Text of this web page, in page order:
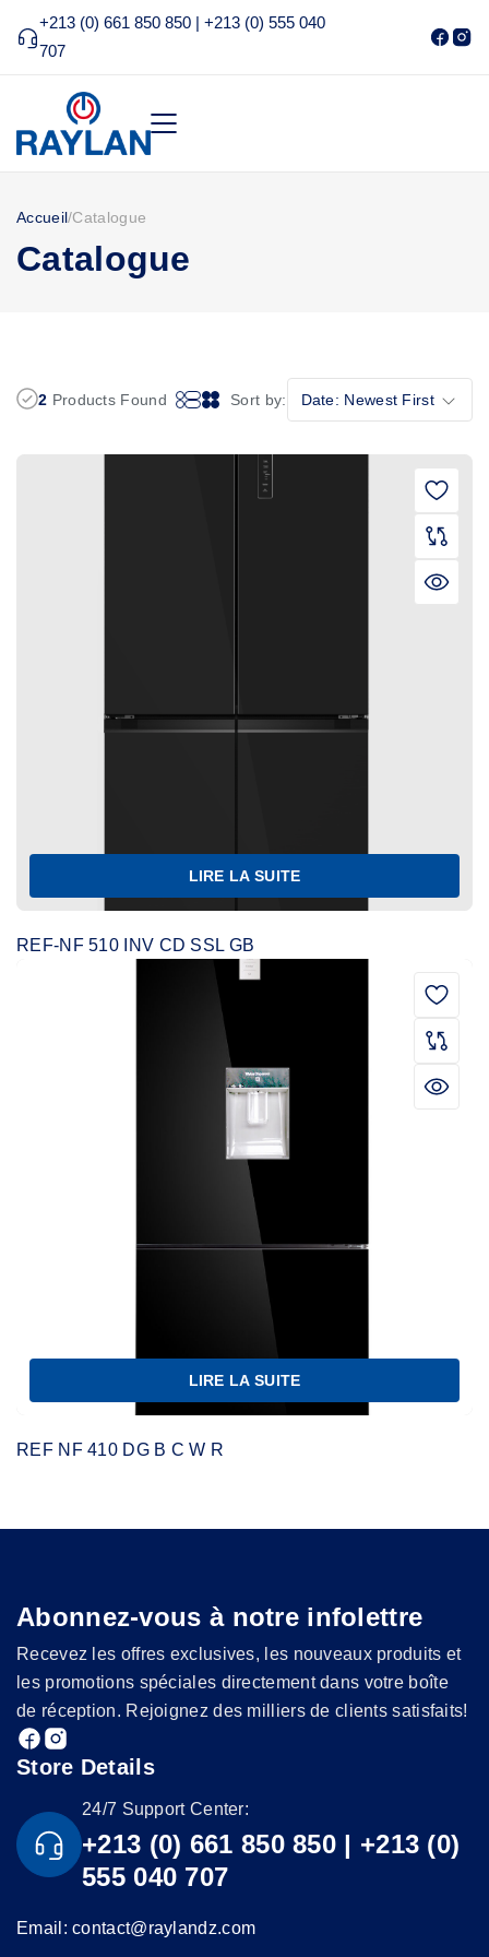
+213 (0) 661 850 850 | +213 (0) 555 040
707
Accueil/Catalogue
Catalogue
2 Products Found Sort by: Date: Newest First
LIRE LA SUITE
REF-NF 510 INV CD SSL GB
LIRE LA SUITE
REF NF 410 DG B C W R
Abonnez-vous à notre infolettre
Recevez les offres exclusives, les nouveaux produits et
les promotions spéciales directement dans votre boîte
de réception. Rejoignez des milliers de clients satisfaits!
Store Details
24/7 Support Center:
+213 (0) 661 850 850 | +213 (0)
555 040 707
Email: contact@raylandz.com